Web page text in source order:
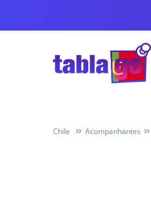
Chile Acompanhantes